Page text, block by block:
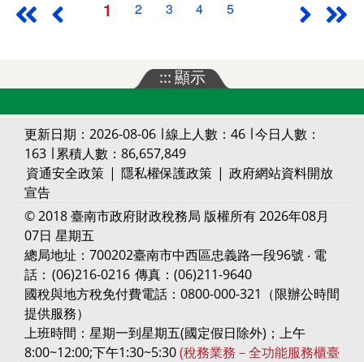
最前頁上一頁1 2 3 4 5 下一頁
:::顯示
更新日期：2026-08-06 ∣ 線上人數：46 ∣ 今日人數：
163 ∣ 累積人數：86,657,849
資通安全政策 | 隱私權保護政策 | 政府網站資料開放
宣告
© 2018 臺南市政府財政稅務局 版權所有 2026年08月
07日 星期五
總局地址：700202臺南市中西區忠義路一段96號 ‧ 電
話： (06)216-0216 傳真：(06)211-9640
國稅與地方稅免付費電話：0800-000-321（限辦公時間
提供服務）
上班時間：星期一到星期五(國定假日除外)；上午
8:00~12:00;下午1:30~5:30(稅務業務－全功能服務櫃臺